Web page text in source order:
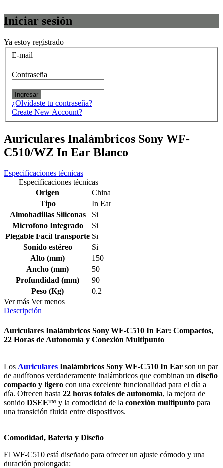
Iniciar sesión
Ya estoy registrado
E-mail
Contraseña
Ingresar
¿Olvidaste tu contraseña?
Create New Account?
Auriculares Inalámbricos Sony WF-
C510/WZ In Ear Blanco
Especificaciones técnicas
Especificaciones técnicas
Origen
China
Tipo
In Ear
Almohadillas Siliconas
Si
Microfono Integrado
Si
Plegable Fácil transporte Si
Sonido estéreo
Si
Alto (mm)
150
Ancho (mm)
50
Profundidad (mm)
90
Peso (Kg)
0.2
Ver más Ver menos
Descripción
Auriculares Inalámbricos Sony WF-C510 In Ear: Compactos,
22 Horas de Autonomía y Conexión Multipunto
Los Auriculares Inalámbricos Sony WF-C510 In Ear son un par
de audífonos verdaderamente inalámbricos que combinan un diseño
compacto y ligero con una excelente funcionalidad para el día a
día. Ofrecen hasta 22 horas totales de autonomía, la mejora de
sonido DSEE™ y la comodidad de la conexión multipunto para
una transición fluida entre dispositivos.
Comodidad, Batería y Diseño
El WF-C510 está diseñado para ofrecer un ajuste cómodo y una
duración prolongada: